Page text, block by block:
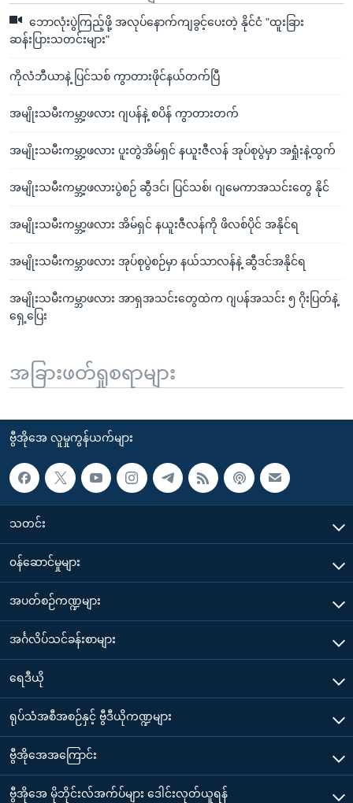
ဘောလုံးပွဲကြည့်ဖို့ အလုပ်နောက်ကျခွင့်ပေးတဲ့ နိုင်ငံ "ထူးခြား
ဆန်းပြားသတင်းများ"
ကိုလံဘီယာနဲ့ ပြင်သစ် ကွာတားဖိုင်နယ်တက်ပြီ
အမျိုးသမီးကမ္ဘာ့ဖလား ဂျပန်နဲ့ စပိန် ကွာတားတက်
အမျိုးသမီးကမ္ဘာ့ဖလား ပူးတွဲအိမ်ရှင် နယူးဇီလန် အုပ်စုပွဲမှာ အရှုံးနဲ့ထွက်
အမျိုးသမီးကမ္ဘာ့ဖလားပွဲစဉ် ဆွီဒင်၊ ပြင်သစ်၊ ဂျမေကာအသင်းတွေ နိုင်
အမျိုးသမီးကမ္ဘာ့ဖလား အိမ်ရှင် နယူးဇီလန်ကို ဖိလစ်ပိုင် အနိုင်ရ
အမျိုးသမီးကမ္ဘာဖလား အုပ်စုပွဲစဉ်မှာ နယ်သာလန်နဲ့ ဆွီဒင်အနိုင်ရ
အမျိုးသမီးကမ္ဘာဖလား အာရှအသင်းတွေထဲက ဂျပန်အသင်း ၅ ဂိုးပြတ်နဲ့
ရှေ့ပြေး
အခြားဖတ်ရှုစရာများ
ဗွီအိုအေ လူမှုကွန်ယက်များ
သတင်း
၀န်ဆောင်မှုများ
အပတ်စဉ်ကဏ္ဍများ
အင်္ဂလိပ်သင်ခန်းစာများ
ရေဒီယို
ရုပ်သံအစီအစဉ်နှင့် ဗွီဒီယိုကဏ္ဍများ
ဗွီအိုအေအကြောင်း
ဗွီအိုအေ မိုဘိုင်းလ်အက်ပ်များ ဒေါင်းလုတ်ယူရန်